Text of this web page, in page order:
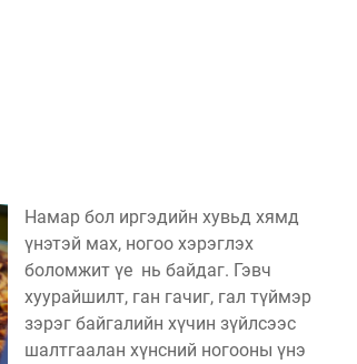
Намар бол иргэдийн хувьд хямд
үнэтэй мах, ногоо хэрэглэх
боломжит үе нь байдаг. Гэвч
хуурайшилт, ган гачиг, гал түймэр
зэрэг байгалийн хүчин зүйлсээс
шалтгаалан хүнсний ногооны үнэ